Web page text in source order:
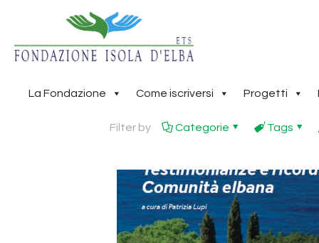
La Fondazione Come iscriversi Progetti
Filter by Categorie Tags